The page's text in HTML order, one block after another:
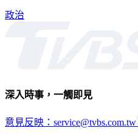
政治
深入時事，一觸即見
意見反映：service@tvbs.com.tw